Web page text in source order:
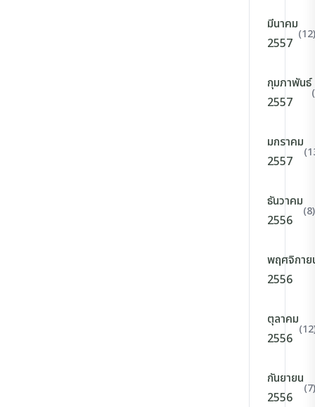
มีนาคม
2557
(12)
กุมภาพันธ์
2557
มกราคม
2557
ธันวาคม
2556
(8)
พฤศจิกาย
2556
ตุลาคม
2556
กันยายน
2556
(7)